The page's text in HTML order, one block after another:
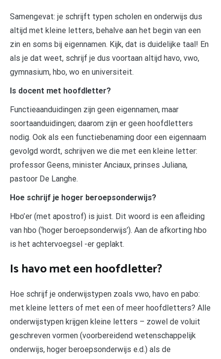
Samengevat: je schrijft typen scholen en onderwijs dus
altijd met kleine letters, behalve aan het begin van een
zin en soms bij eigennamen. Kijk, dat is duidelijke taal! En
als je dat weet, schrijf je dus voortaan altijd havo, vwo,
gymnasium, hbo, wo en universiteit.
Is docent met hoofdletter?
Functieaanduidingen zijn geen eigennamen, maar
soortaanduidingen; daarom zijn er geen hoofdletters
nodig. Ook als een functiebenaming door een eigennaam
gevolgd wordt, schrijven we die met een kleine letter:
professor Geens, minister Anciaux, prinses Juliana,
pastoor De Langhe.
Hoe schrijf je hoger beroepsonderwijs?
Hbo’er (met apostrof) is juist. Dit woord is een afleiding
van hbo (‘hoger beroepsonderwijs’). Aan de afkorting hbo
is het achtervoegsel -er geplakt.
Is havo met een hoofdletter?
Hoe schrijf je onderwijstypen zoals vwo, havo en pabo:
met kleine letters of met een of meer hoofdletters? Alle
onderwijstypen krijgen kleine letters – zowel de voluit
geschreven vormen (voorbereidend wetenschappelijk
onderwijs, hoger beroepsonderwijs e.d.) als de